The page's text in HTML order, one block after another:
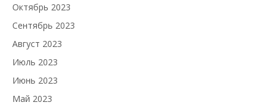
Октябрь 2023
Сентябрь 2023
Август 2023
Июль 2023
Июнь 2023
Май 2023